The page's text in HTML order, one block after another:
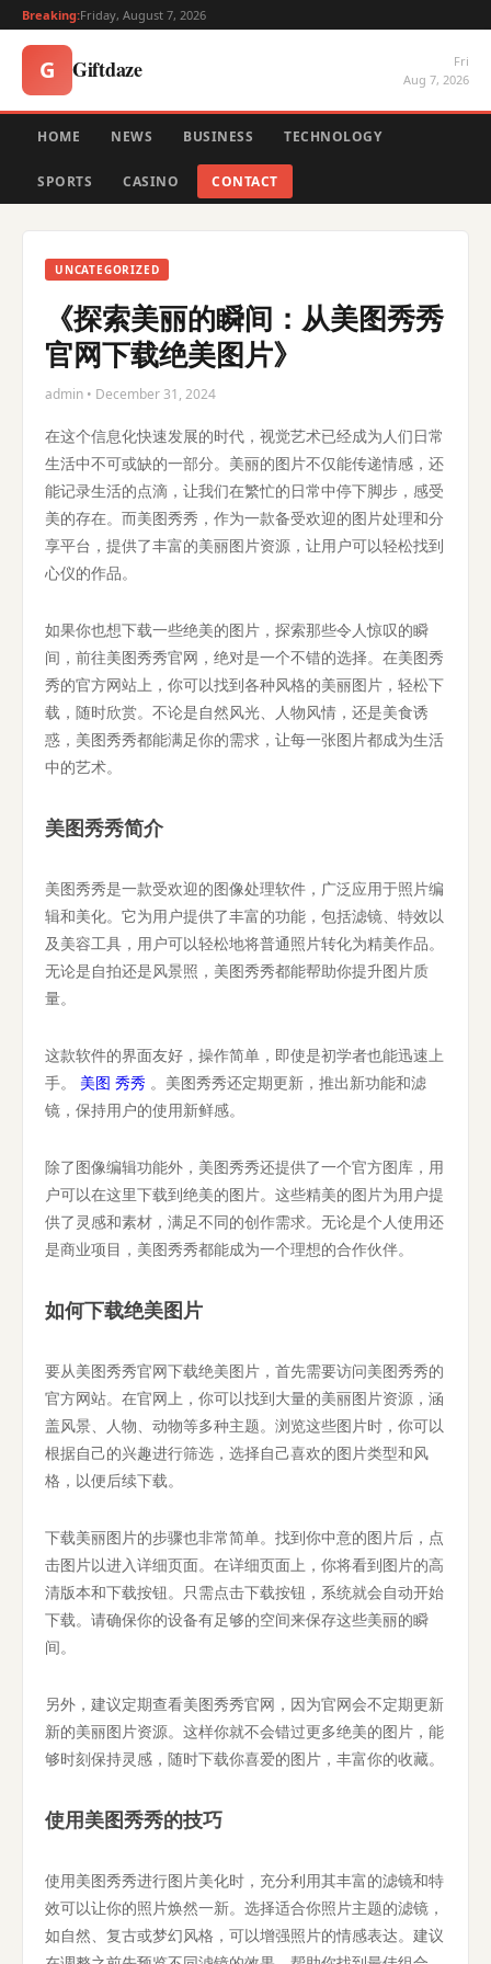
Breaking:Friday, August 7, 2026
G Giftdaze
Fri
Aug 7, 2026
HOME NEWS BUSINESS TECHNOLOGY
SPORTS CASINO CONTACT
UNCATEGORIZED
《探索美丽的瞬间：从美图秀秀
官网下载绝美图片》
admin • December 31, 2024
在这个信息化快速发展的时代，视觉艺术已经成为人们日常
生活中不可或缺的一部分。美丽的图片不仅能传递情感，还
能记录生活的点滴，让我们在繁忙的日常中停下脚步，感受
美的存在。而美图秀秀，作为一款备受欢迎的图片处理和分
享平台，提供了丰富的美丽图片资源，让用户可以轻松找到
心仪的作品。
如果你也想下载一些绝美的图片，探索那些令人惊叹的瞬
间，前往美图秀秀官网，绝对是一个不错的选择。在美图秀
秀的官方网站上，你可以找到各种风格的美丽图片，轻松下
载，随时欣赏。不论是自然风光、人物风情，还是美食诱
惑，美图秀秀都能满足你的需求，让每一张图片都成为生活
中的艺术。
美图秀秀简介
美图秀秀是一款受欢迎的图像处理软件，广泛应用于照片编
辑和美化。它为用户提供了丰富的功能，包括滤镜、特效以
及美容工具，用户可以轻松地将普通照片转化为精美作品。
无论是自拍还是风景照，美图秀秀都能帮助你提升图片质
量。
这款软件的界面友好，操作简单，即使是初学者也能迅速上
手。 美图 秀秀 。美图秀秀还定期更新，推出新功能和滤
镜，保持用户的使用新鲜感。
除了图像编辑功能外，美图秀秀还提供了一个官方图库，用
户可以在这里下载到绝美的图片。这些精美的图片为用户提
供了灵感和素材，满足不同的创作需求。无论是个人使用还
是商业项目，美图秀秀都能成为一个理想的合作伙伴。
如何下载绝美图片
要从美图秀秀官网下载绝美图片，首先需要访问美图秀秀的
官方网站。在官网上，你可以找到大量的美丽图片资源，涵
盖风景、人物、动物等多种主题。浏览这些图片时，你可以
根据自己的兴趣进行筛选，选择自己喜欢的图片类型和风
格，以便后续下载。
下载美丽图片的步骤也非常简单。找到你中意的图片后，点
击图片以进入详细页面。在详细页面上，你将看到图片的高
清版本和下载按钮。只需点击下载按钮，系统就会自动开始
下载。请确保你的设备有足够的空间来保存这些美丽的瞬
间。
另外，建议定期查看美图秀秀官网，因为官网会不定期更新
新的美丽图片资源。这样你就不会错过更多绝美的图片，能
够时刻保持灵感，随时下载你喜爱的图片，丰富你的收藏。
使用美图秀秀的技巧
使用美图秀秀进行图片美化时，充分利用其丰富的滤镜和特
效可以让你的照片焕然一新。选择适合你照片主题的滤镜，
如自然、复古或梦幻风格，可以增强照片的情感表达。建议